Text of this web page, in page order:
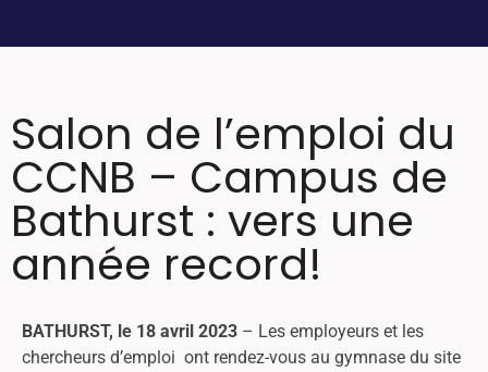
Salon de l’emploi du
CCNB – Campus de
Bathurst : vers une
année record!
BATHURST, le 18 avril 2023 – Les employeurs et les
chercheurs d’emploi ont rendez-vous au gymnase du site